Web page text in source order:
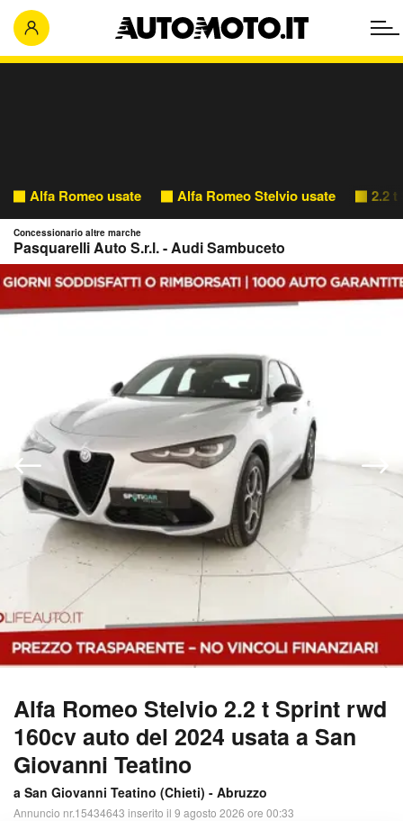
Alfa Romeo usate Alfa Romeo Stelvio usate 2.2 t
Alfa Romeo Stelvio 2.2 t Sprint rwd
160cv auto del 2024 usata a San
Giovanni Teatino
a San Giovanni Teatino (Chieti) - Abruzzo
Annuncio nr.15434643 inserito il 9 agosto 2026 ore 00:33
Concessionario altre marche
Pasquarelli Auto S.r.l. - Audi Sambuceto